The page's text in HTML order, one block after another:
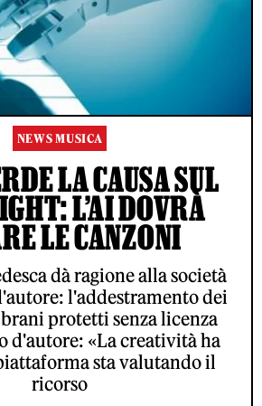
NEWS MUSICA
LA CAUSA SUL
L’AI DOVRÀ
LE CANZONI
dà ragione alla società
l'addestramento dei
protetti senza licenza
d'autore: «La creatività ha
sta valutando il
ricorso